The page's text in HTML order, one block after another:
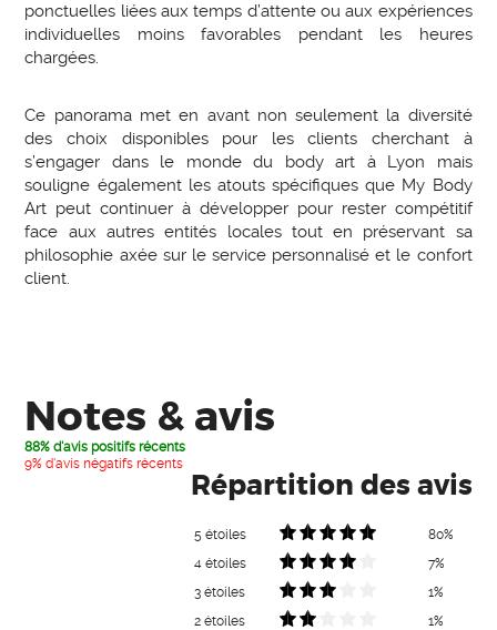
ponctuelles liées aux temps d’attente ou aux expériences
individuelles moins favorables pendant les heures
chargées.
Ce panorama met en avant non seulement la diversité
des choix disponibles pour les clients cherchant à
s’engager dans le monde du body art à Lyon mais
souligne également les atouts spécifiques que My Body
Art peut continuer à développer pour rester compétitif
face aux autres entités locales tout en préservant sa
philosophie axée sur le service personnalisé et le confort
client.
Notes & avis
88% d'avis positifs récents
9% d'avis négatifs récents
Répartition des avis
5 étoiles
80%
4 étoiles
7%
3 étoiles
1%
2 étoiles
1%